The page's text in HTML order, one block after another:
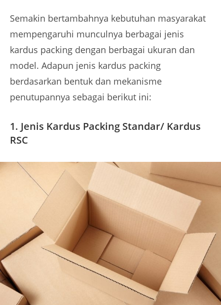
Semakin bertambahnya kebutuhan masyarakat
mempengaruhi munculnya berbagai jenis
kardus packing dengan berbagai ukuran dan
model. Adapun jenis kardus packing
berdasarkan bentuk dan mekanisme
penutupannya sebagai berikut ini:
1. Jenis Kardus Packing Standar/ Kardus
RSC